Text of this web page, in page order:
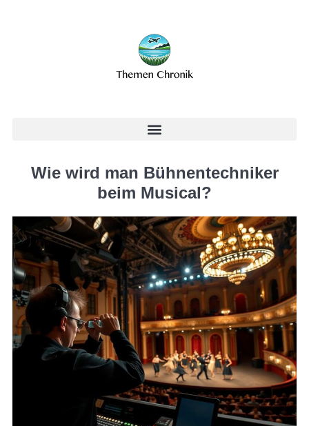
Wie wird man Bühnentechniker
beim Musical?